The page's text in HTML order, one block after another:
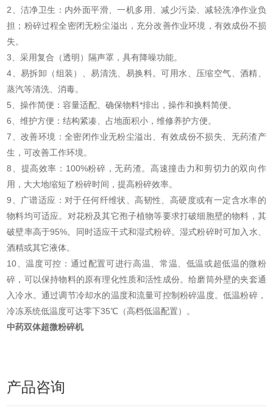
2、洁净卫生：内外面平滑、一机多用、减少污染、减轻洗净作业负
担；粉碎过程全密闭无粉尘溢出，充分改善作业环境，有效成份不损
失。
3、采用复合（透明）隔声罩，具有降噪功能。
4、易拆卸（组装）、易清洗、易换料。可用水、压缩空气、酒精、
蒸汽等清洗、消毒。
5、操作简便：容量适配、确保物料*排出，操作和换料简便。
6、维护方便：结构紧凑、占地面积小，维修养护方便。
7、改善环境：全密闭作业无粉尘溢出、有效成份不损失、无药渣产
生，可改善工作环境。
8、提高效率：100%粉碎，无药渣。高速撞击力和剪切力的双向作
用，大大地缩短了粉碎时间，提高粉碎效率。
9、广谱适应：对于任何纤维状、高韧性、高硬度或有一定含水率的
物料均可适应。对花粉及其它孢子植物等要求打破细胞壁的物料，其
破壁率高于95%。同时适应干式和湿式粉碎。湿式粉碎时可加入水、
酒精或其它液体。
10、温度可控：通过配置可进行高温、常温、低温或超低温的微粉
碎，可以保持物料的原有理化性质和活性成份。给磨筒外壁的夹套通
入冷水。通过调节冷却水的温度和流量可控制粉碎温度。低温粉碎，
冷冻系统低温度可达零下35℃（高档低温配置）。
中药双体超微粉碎机
产品咨询